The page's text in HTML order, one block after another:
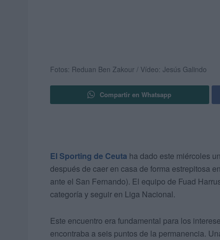
Fotos: Reduan Ben Zakour / Vídeo: Jesús Galindo
Compartir en Whatsapp
El Sporting de Ceuta ha dado este miércoles
después de caer en casa de forma estrepitosa
ante el San Fernando). El equipo de Fuad
categoría y seguir en Liga Nacional.
Este encuentro era fundamental para los
encontraba a seis puntos de la permanencia.